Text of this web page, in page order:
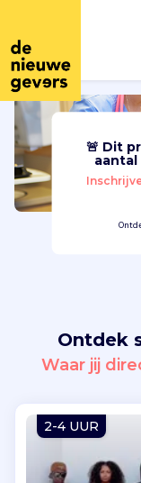
Nederlands
🚨 Dit
aantal
Ontdek
Waar jij
2-4 UUR